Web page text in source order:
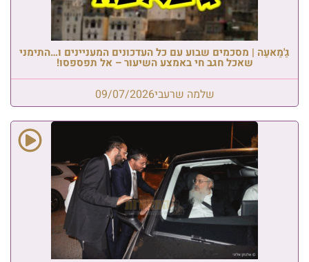
גַ'מַאעַה | מסכמים שבוע עם כל העדכונים המעניינים ו…התימני
שאכל חגב חי באמצע השיעור – אל תפספסו!
שלמה שרעבי09/07/2026